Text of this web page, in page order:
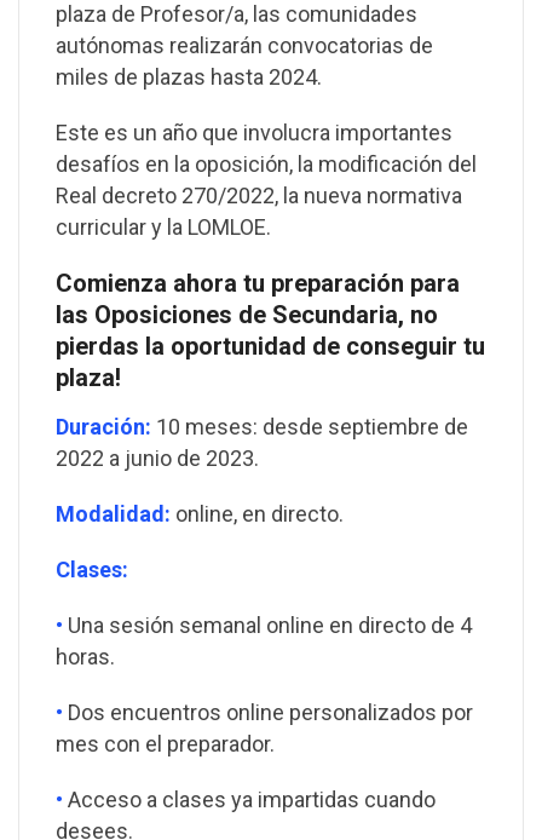
plaza de Profesor/a, las comunidades
autónomas realizarán convocatorias de
miles de plazas hasta 2024.
Este es un año que involucra importantes
desafíos en la oposición, la modificación del
Real decreto 270/2022, la nueva normativa
curricular y la LOMLOE.
Comienza ahora tu preparación para
las Oposiciones de Secundaria, no
pierdas la oportunidad de conseguir tu
plaza!
Duración: 10 meses: desde septiembre de
2022 a junio de 2023.
Modalidad: online, en directo.
Clases:
• Una sesión semanal online en directo de 4
horas.
• Dos encuentros online personalizados por
mes con el preparador.
• Acceso a clases ya impartidas cuando
desees.